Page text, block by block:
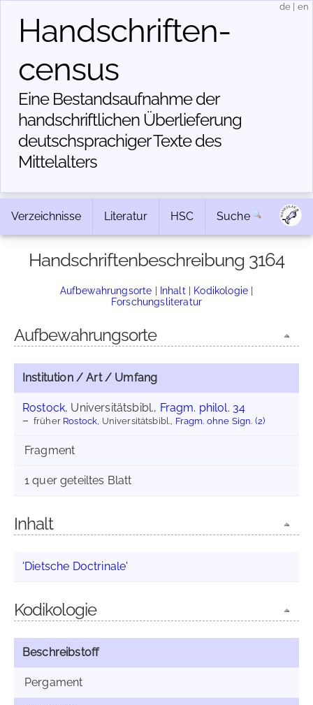
Handschriften­
census
Eine Bestandsaufnahme der
handschriftlichen Über­lieferung
deutschsprachiger Texte des
Mittelalters
de en
Verzeichnisse Literatur HSC Suche
Handschriftenbeschreibung 3164
Aufbewahrungsorte | Inhalt | Kodikologie |
Forschungsliteratur
Aufbewahrungsorte
Institution / Art / Umfang
Rostock, Universitätsbibl., Fragm. philol. 34
früher Rostock , Universitätsbibl., Fragm. ohne Sign. (2)
Fragment
1 quer geteiltes Blatt
Inhalt
'Dietsche Doctrinale'
Kodikologie
Beschreibstoff
Pergament